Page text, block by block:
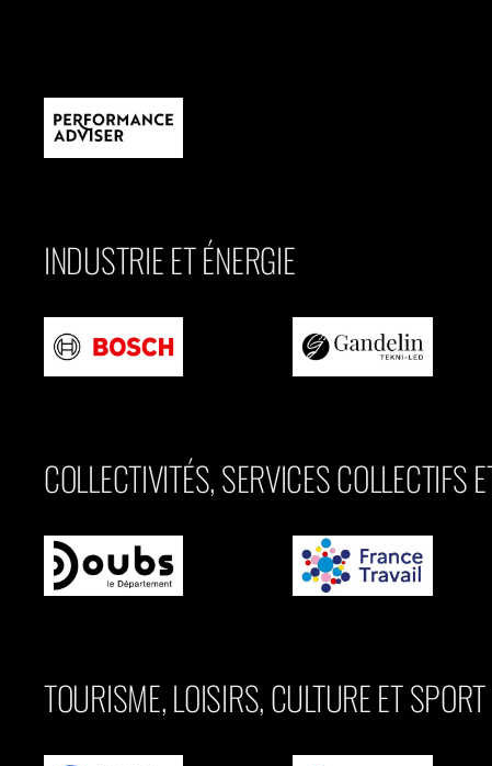
INDUSTRIE ET ÉNERGIE
COLLECTIVITÉS, SERVICES COLLECTIFS
TOURISME, LOISIRS, CULTURE ET SPORT